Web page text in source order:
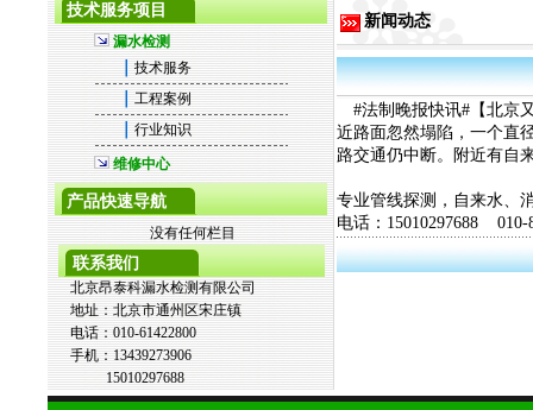
技术服务项目
漏水检测
｜技术服务
｜工程案例
｜行业知识
维修中心
产品快速导航
没有任何栏目
联系我们
北京昂泰科漏水检测有限公司
地址：北京市通州区宋庄镇
电话：010-61422800
手机：13439273906
15010297688
新闻动态
#法制晚报快讯#【北京
近路面忽然塌陷，一个直
路交通仍中断。附近有自
专业管线探测，自来水、
电话：15010297688 010-